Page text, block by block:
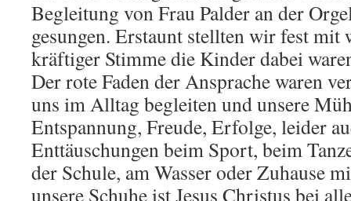
Begleitung von Frau Palder an der
gesungen. Erstaunt stellten wir fest mit
kräftiger Stimme die Kinder dabei
Der rote Faden der Ansprache waren
uns im Alltag begleiten und unsere
Entspannung, Freude, Erfolge, leider
Enttäuschungen beim Sport, beim
der Schule, am Wasser oder Zuhause
unsere Schuhe ist Jesus Christus bei